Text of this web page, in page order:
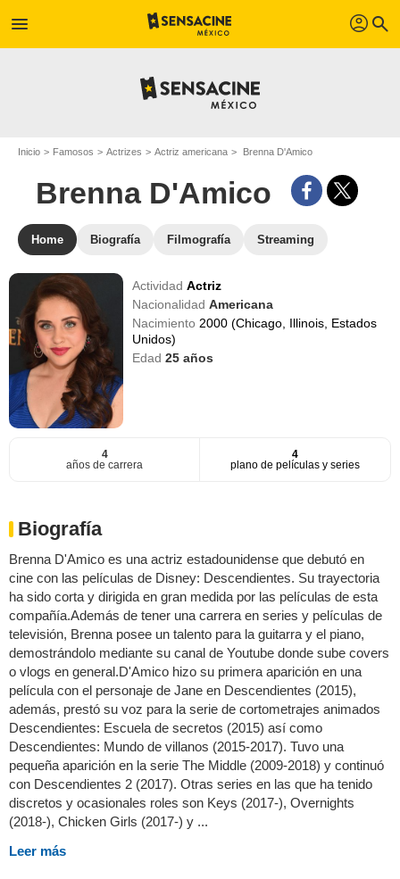
menu profil search
Inicio Famosos Actrizes Actriz americana Brenna D'Amico
Brenna D'Amico
Home Biografía Filmografía Streaming
ActividadActriz
NacionalidadAmericana
Nacimiento 2000 (Chicago, Illinois, Estados
Unidos)
Edad25 años
4
años de carrera
4
plano de películas y series
Biografía
Brenna D'Amico es una actriz estadounidense que debutó en
cine con las películas de Disney: Descendientes. Su trayectoria
ha sido corta y dirigida en gran medida por las películas de esta
compañía.Además de tener una carrera en series y películas de
televisión, Brenna posee un talento para la guitarra y el piano,
demostrándolo mediante su canal de Youtube donde sube covers
o vlogs en general.D'Amico hizo su primera aparición en una
película con el personaje de Jane en Descendientes (2015),
además, prestó su voz para la serie de cortometrajes animados
Descendientes: Escuela de secretos (2015) así como
Descendientes: Mundo de villanos (2015-2017). Tuvo una
pequeña aparición en la serie The Middle (2009-2018) y continuó
con Descendientes 2 (2017). Otras series en las que ha tenido
discretos y ocasionales roles son Keys (2017-), Overnights
(2018-), Chicken Girls (2017-) y ...
Leer más